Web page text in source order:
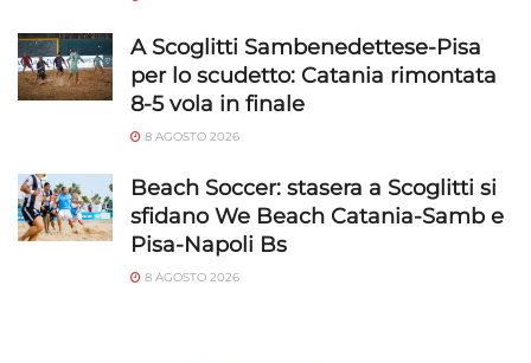
A Scoglitti Sambenedettese-Pisa
per lo scudetto: Catania rimontata
8-5 vola in finale
8 AGOSTO 2026
Beach Soccer: stasera a Scoglitti si
sfidano We Beach Catania-Samb e
Pisa-Napoli Bs
8 AGOSTO 2026